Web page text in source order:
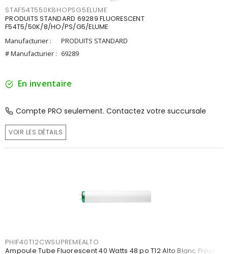
STAF54T550K8HOPSG5ELUME
PRODUITS STANDARD 69289 FLUORESCENT
F54T5/50K/8/HO/PS/G5/ELUME
Manufacturier :
PRODUITS STANDARD
# Manufacturier : 69289
En inventaire
Compte PRO seulement. Contactez votre succursale
VOIR LES DÉTAILS
PHIF40T12CWSUPREMEALTO
Ampoule Tube Fluorescent 40 Watts 48 po T12 Alto Blanc Froid